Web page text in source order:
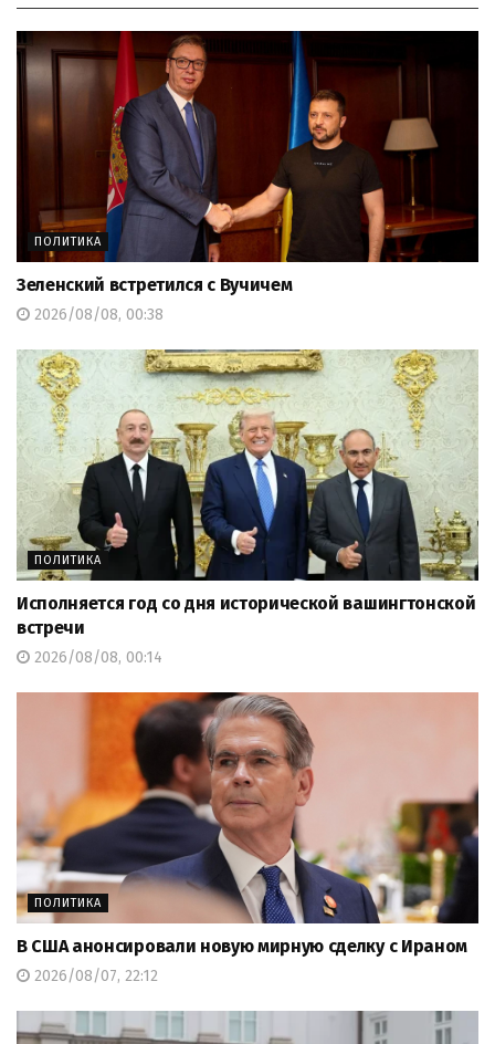
ПОЛИТИКА
Зеленский встретился с Вучичем
2026/08/08, 00:38
ПОЛИТИКА
Исполняется год со дня исторической вашингтонской
встречи
2026/08/08, 00:14
ПОЛИТИКА
В США анонсировали новую мирную сделку с Ираном
2026/08/07, 22:12